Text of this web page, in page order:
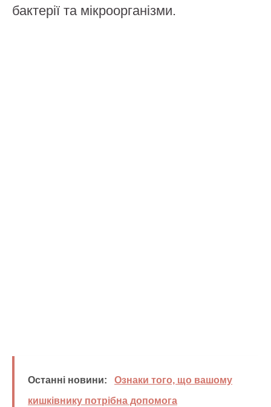
бактерії та мікроорганізми.
Останні новини:
Ознаки того, що вашому
кишківнику потрібна допомога